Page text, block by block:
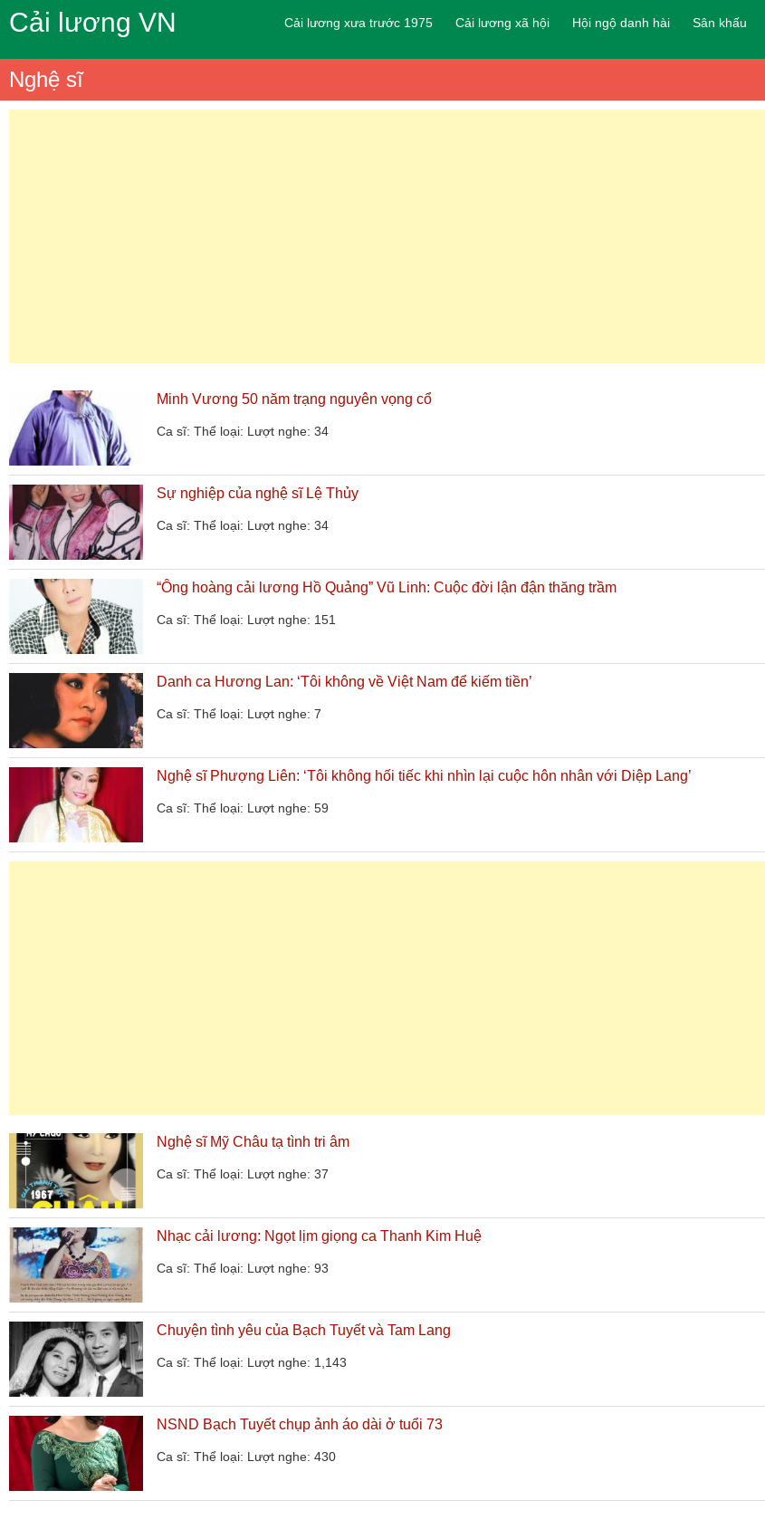
Cải lương VN Cải lương xưa trước 1975 Cải lương xã hội Hội ngộ danh hài Sân khấu
Nghệ sĩ
Minh Vương 50 năm trạng nguyên vọng cổ
Ca sĩ: Thể loại: Lượt nghe: 34
Sự nghiệp của nghệ sĩ Lệ Thủy
Ca sĩ: Thể loại: Lượt nghe: 34
“Ông hoàng cải lương Hồ Quảng” Vũ Linh: Cuộc đời lận đận thăng trầm
Ca sĩ: Thể loại: Lượt nghe: 151
Danh ca Hương Lan: ‘Tôi không về Việt Nam để kiếm tiền’
Ca sĩ: Thể loại: Lượt nghe: 7
Nghệ sĩ Phượng Liên: ‘Tôi không hối tiếc khi nhìn lại cuộc hôn nhân với Diệp Lang’
Ca sĩ: Thể loại: Lượt nghe: 59
Nghệ sĩ Mỹ Châu tạ tình tri âm
Ca sĩ: Thể loại: Lượt nghe: 37
Nhạc cải lương: Ngọt lịm giọng ca Thanh Kim Huệ
Ca sĩ: Thể loại: Lượt nghe: 93
Chuyện tình yêu của Bạch Tuyết và Tam Lang
Ca sĩ: Thể loại: Lượt nghe: 1,143
NSND Bạch Tuyết chụp ảnh áo dài ở tuổi 73
Ca sĩ: Thể loại: Lượt nghe: 430